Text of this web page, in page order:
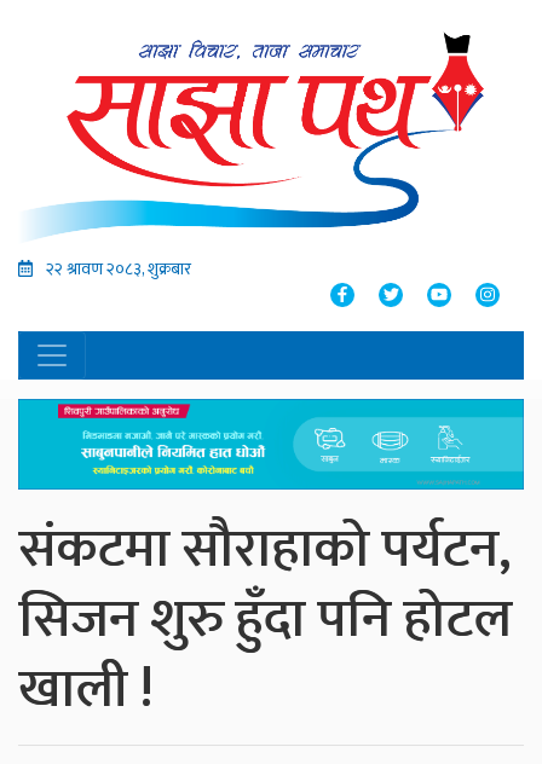
२२ श्रावण २०८३, शुक्रबार
संकटमा सौराहाको पर्यटन,
सिजन शुरु हुँदा पनि होटल
खाली !